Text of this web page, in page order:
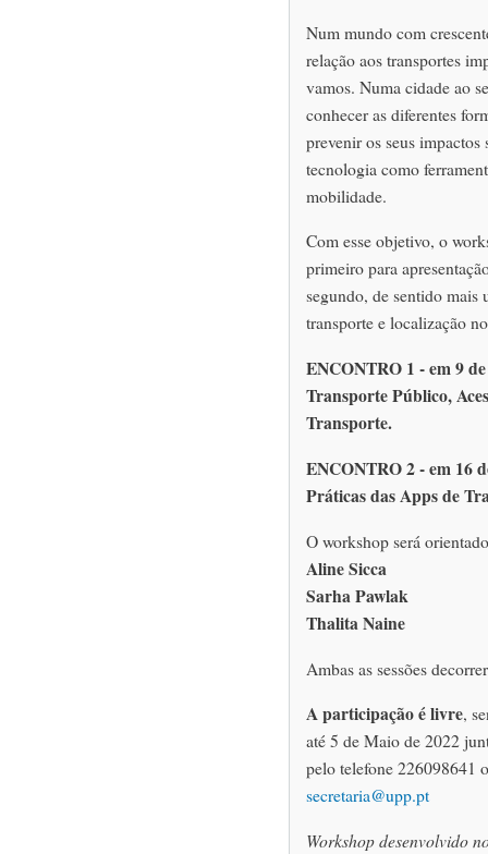
Num mundo com
relação aos transportes
vamos. Numa cidade ao
conhecer as diferentes
prevenir os seus impactos
tecnologia como
mobilidade.
Com esse objetivo, o
primeiro para
segundo, de sentido mais
transporte e localização
ENCONTRO 1 - em 9
Transporte Público,
Transporte.
ENCONTRO 2 - em 16
Práticas das Apps de
O workshop será
Aline Sicca
Sarha Pawlak
Thalita Naine
Ambas as sessões
A participação é livre,
até 5 de Maio de 2022
pelo telefone 226098641
secretaria@upp.pt
Workshop desenvolvido